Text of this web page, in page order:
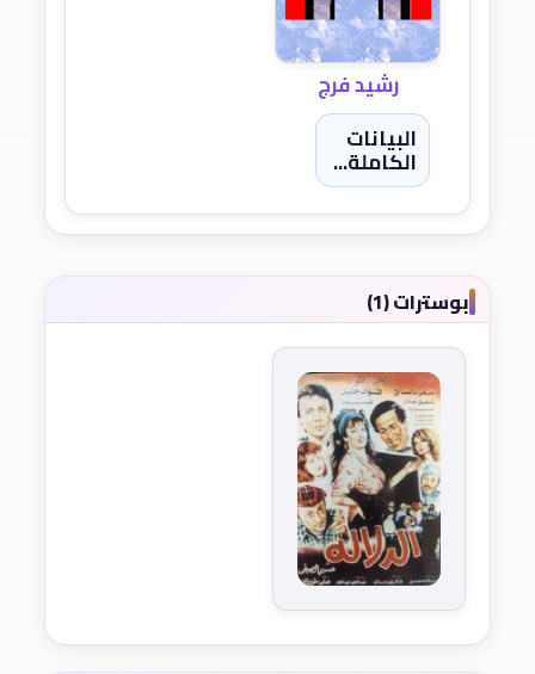
رشيد فرج
البيانات
الكاملة...
بوسترات (1)